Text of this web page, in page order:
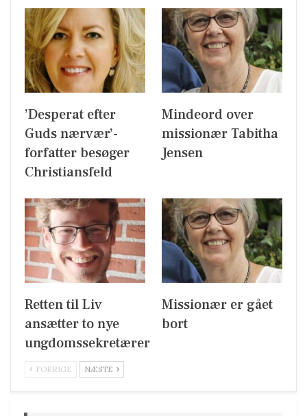
’Desperat efter
Guds nærvær’-
forfatter besøger
Christiansfeld
Mindeord over
missionær Tabitha
Jensen
Retten til Liv
ansætter to nye
ungdomssekretærer
Missionær er gået
bort
FORRIGE NÆSTE